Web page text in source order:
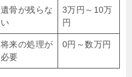
遺骨が残らな
い
3万円～10万
円
将来の処理が
必要
0円～数万円